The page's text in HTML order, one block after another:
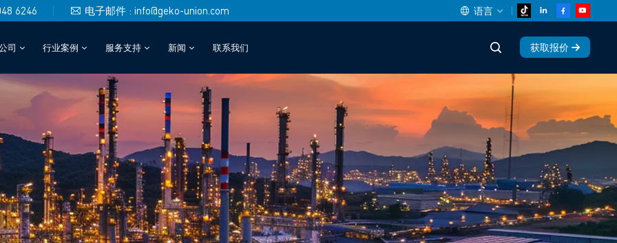
6246 电子邮件 : info@geko-union.com 语言
English
中文
español
Deutsch
العربية
русский
司 行业案例 服务支持 新闻 联系我们 获取报价